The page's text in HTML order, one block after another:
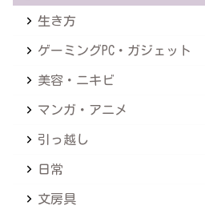
生き方
ゲーミングPC・ガジェット
美容・ニキビ
マンガ・アニメ
引っ越し
日常
文房具